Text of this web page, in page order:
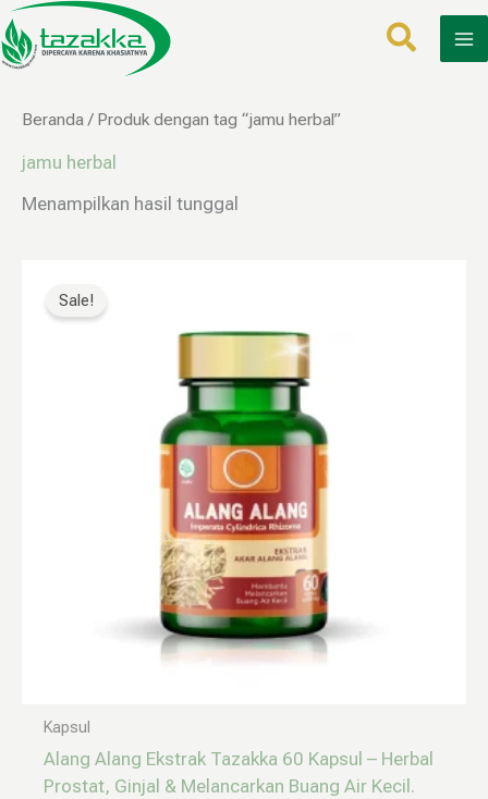
Lewati
ke
konten
Beranda / Produk dengan tag “jamu herbal”
jamu herbal
Menampilkan hasil tunggal
Sale!
Kapsul
Alang Alang Ekstrak Tazakka 60 Kapsul – Herbal
Prostat, Ginjal & Melancarkan Buang Air Kecil.
Rp160.000.adalah:
Rp79.999.